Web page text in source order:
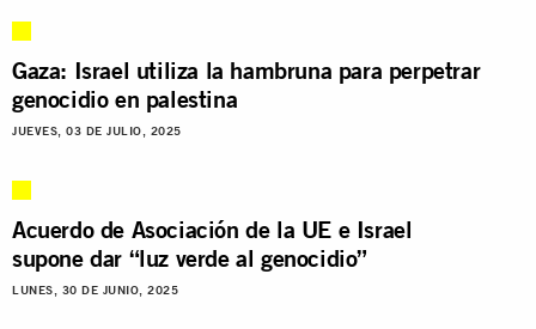
Gaza: Israel utiliza la hambruna para perpetrar
genocidio en palestina
JUEVES, 03 DE JULIO, 2025
Acuerdo de Asociación de la UE e Israel
supone dar “luz verde al genocidio”
LUNES, 30 DE JUNIO, 2025